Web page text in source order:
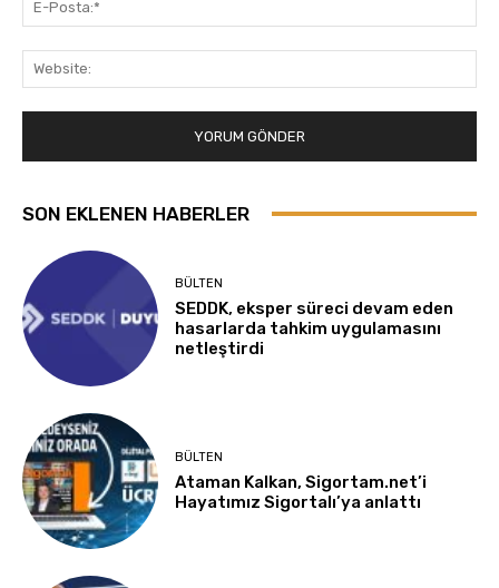
SON EKLENEN HABERLER
BÜLTEN
SEDDK, eksper süreci devam eden
hasarlarda tahkim uygulamasını
netleştirdi
BÜLTEN
Ataman Kalkan, Sigortam.net’i
Hayatımız Sigortalı’ya anlattı